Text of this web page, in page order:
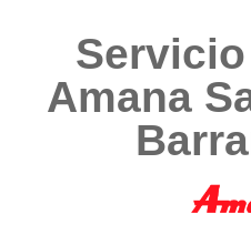
Amana